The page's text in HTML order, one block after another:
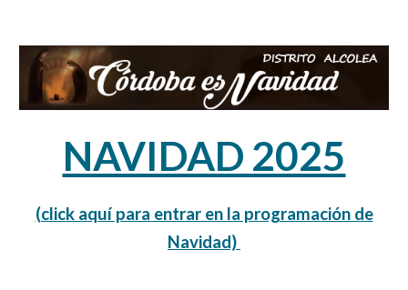
NAVIDAD 2025
(click aquí para entrar en la programación de
Navidad)